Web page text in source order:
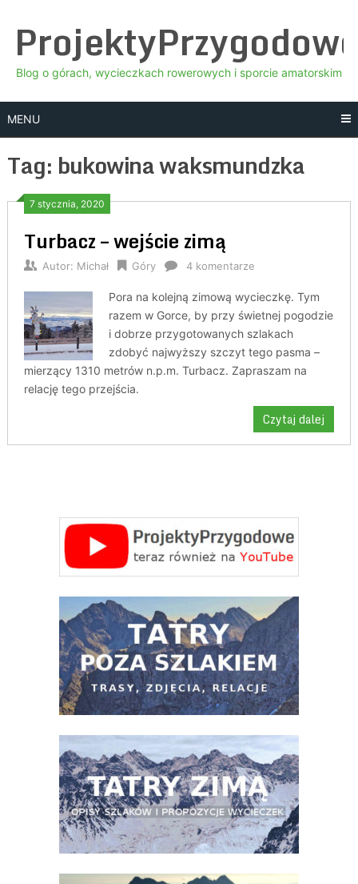
content
Blog o górach, wycieczkach rowerowych i sporcie amatorskim
MENU
Tag: bukowina waksmundzka
7 stycznia, 2020
Turbacz – wejście zimą
Autor: Michał Góry 4 komentarze
Pora na kolejną zimową wycieczkę. Tym
razem w Gorce, by przy świetnej pogodzie
i dobrze przygotowanych szlakach
zdobyć najwyższy szczyt tego pasma –
mierzący 1310 metrów n.p.m. Turbacz. Zapraszam na
relację tego przejścia.
Czytaj dalej